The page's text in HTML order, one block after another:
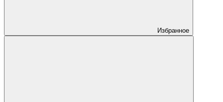
Избранное